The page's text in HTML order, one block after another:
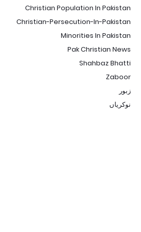
Christian Population In Pakistan
Christian-Persecution-In-Pakistan
Minorities In Pakistan
Pak Christian News
Shahbaz Bhatti
Zaboor
زبور
نوکریاں